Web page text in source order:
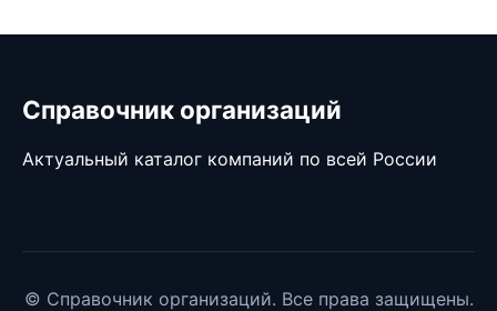
Справочник организаций
Актуальный каталог компаний по всей России
© Справочник организаций. Все права защищены.